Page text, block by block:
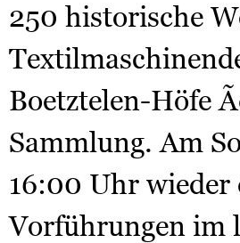
250 historische
Boetztelen-Höfe
Sammlung. Am
16:00 Uhr wieder
Vorführungen im